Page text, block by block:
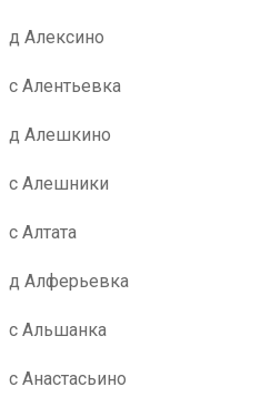
д Алексино
с Алентьевка
д Алешкино
с Алешники
с Алтата
д Алферьевка
с Альшанка
с Анастасьино